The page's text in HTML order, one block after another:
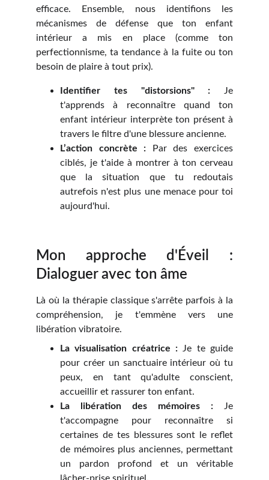
efficace. Ensemble, nous identifions les
mécanismes de défense que ton enfant
intérieur a mis en place (comme ton
perfectionnisme, ta tendance à la fuite ou ton
besoin de plaire à tout prix).
Identifier tes "distorsions" : Je
t'apprends à reconnaître quand ton
enfant intérieur interprète ton présent à
travers le filtre d'une blessure ancienne.
L’action concrète : Par des exercices
ciblés, je t'aide à montrer à ton cerveau
que la situation que tu redoutais
autrefois n'est plus une menace pour toi
aujourd'hui.
Mon approche d'Éveil :
Dialoguer avec ton âme
Là où la thérapie classique s'arrête parfois à la
compréhension, je t'emmène vers une
libération vibratoire.
La visualisation créatrice : Je te guide
pour créer un sanctuaire intérieur où tu
peux, en tant qu'adulte conscient,
accueillir et rassurer ton enfant.
La libération des mémoires : Je
t'accompagne pour reconnaître si
certaines de tes blessures sont le reflet
de mémoires plus anciennes, permettant
un pardon profond et un véritable